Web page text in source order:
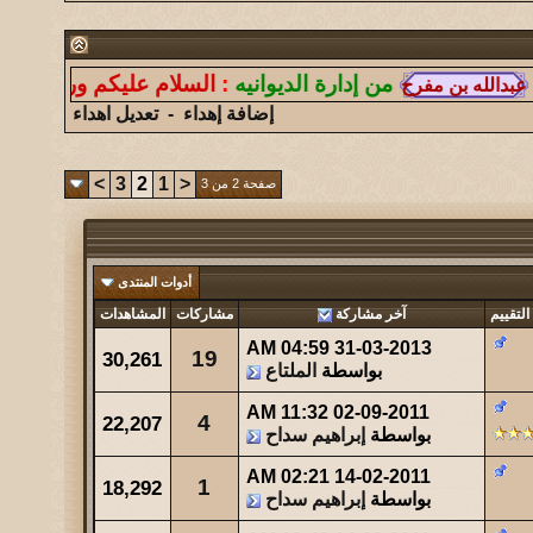
آخر رد:الغازي
آخر مشاركة
آخر رد:همس الغروب
آخر مشاركة
آخر رد:ابو هشام
آخر رد:عبدالله الشهراني
آخر رد:حتى ظلي له مهابه
آخر مشاركة
67029 آخر رد:صقر الجنوب
آخر مشاركة
34447 آخر رد:صاحب السمو
من إدارة الديوانيه :السلام عليكم ورحمة الله
إضافة إهداء -تعديل اهداء
صفحة 2 من 3 <
1
2
3
>
أدوات المنتدى
التقييم آخر مشاركة مشاركات المشاهدات
31-03-2013
04:59 AM
بواسطة الملتاع 19
30,261
02-09-2011
11:32 AM
بواسطة إبراهيم سداح 4
22,207
14-02-2011
02:21 AM
بواسطة إبراهيم سداح 1
18,292